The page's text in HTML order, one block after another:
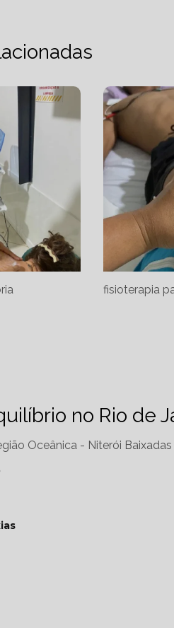
fisioterapia
no Rio de
Oceânica - Niterói